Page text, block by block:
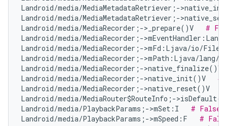
Landroid/media/MediaMetadataRetriever;-
Landroid/media/MediaMetadataRetriever;-
Landroid/media/MediaRecorder;->_prepare()V #
Landroid/media/MediaRecorder;-
Landroid/media/MediaRecorder;->mFd:Ljava/io/
Landroid/media/MediaRecorder;->mPath:Ljava/
Landroid/media/MediaRecorder;-
Landroid/media/MediaRecorder;->native_init()V #
Landroid/media/MediaRecorder;->native_reset()V
Landroid/media/MediaRouter$RouteInfo;-
Landroid/media/PlaybackParams;->mSet:I # False
Landroid/media/PlaybackParams;->mSpeed:F #